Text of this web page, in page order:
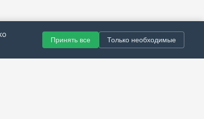
Принять все Только необходимые